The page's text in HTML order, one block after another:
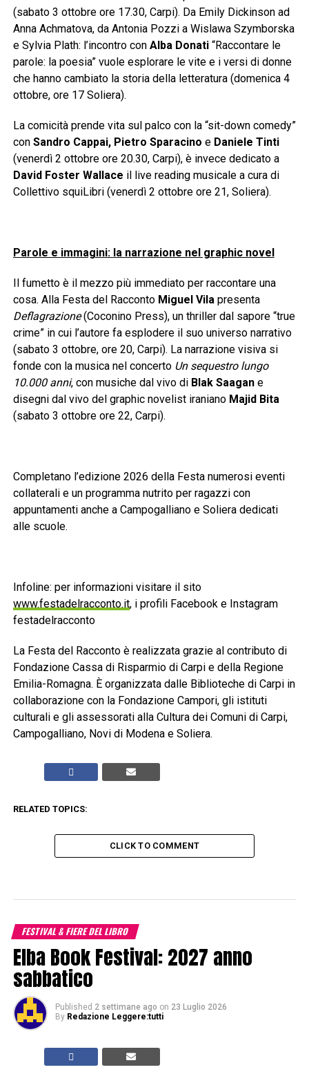
(sabato 3 ottobre ore 17.30, Carpi). Da Emily Dickinson ad
Anna Achmatova, da Antonia Pozzi a Wislawa Szymborska
e Sylvia Plath: l’incontro con Alba Donati“Raccontare le
parole: la poesia” vuole esplorare le vite e i versi di donne
che hanno cambiato la storia della letteratura (domenica 4
ottobre, ore 17 Soliera).
La comicità prende vita sul palco con la “sit-down comedy”
con Sandro Cappai, Pietro Sparacino e Daniele Tinti
(venerdì 2 ottobre ore 20.30, Carpi), è invece dedicato a
David Foster Wallace il live reading musicale a cura di
Collettivo squiLibri (venerdì 2 ottobre ore 21, Soliera).
Parole e immagini: la narrazione nel graphic novel
Il fumetto è il mezzo più immediato per raccontare una
cosa. Alla Festa del Racconto Miguel Vila presenta
Deflagrazione(Coconino Press), un thriller dal sapore “true
crime” in cui l’autore fa esplodere il suo universo narrativo
(sabato 3 ottobre, ore 20, Carpi). La narrazione visiva si
fonde con la musica nel concerto Un sequestro lungo
10.000 anni, con musiche dal vivo di Blak Saagane
disegni dal vivo del graphic novelist iraniano Majid Bita
(sabato 3 ottobre ore 22, Carpi).
Completano l’edizione 2026 della Festa numerosi eventi
collaterali e un programma nutrito per ragazzi con
appuntamenti anche a Campogalliano e Soliera dedicati
alle scuole.
Infoline: per informazioni visitare il sito
www.festadelracconto.it, i profili Facebook e Instagram
festadelracconto
La Festa del Racconto è realizzata grazie al contributo di
Fondazione Cassa di Risparmio di Carpi e della Regione
Emilia-Romagna. È organizzata dalle Biblioteche di Carpi in
collaborazione con la Fondazione Campori, gli istituti
culturali e gli assessorati alla Cultura dei Comuni di Carpi,
Campogalliano, Novi di Modena e Soliera.
RELATED TOPICS:
CLICK TO COMMENT
FESTIVAL & FIERE DEL LIBRO
Elba Book Festival: 2027 anno
sabbatico
Published 2 settimane ago on 23 Luglio 2026
By Redazione Leggere:tutti